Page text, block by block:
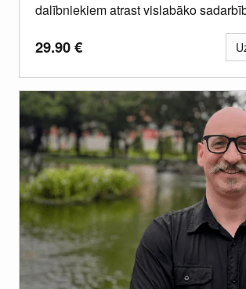
dalībniekiem atrast vislabāko
atpazīt un pilnveidot savus talantus
29.90€